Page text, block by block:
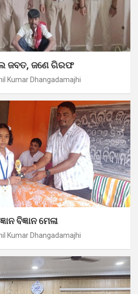
ଜବତ, ଜଣେ ଗିରଫ
Kumar Dhangadamajhi
ବିଜ୍ଞାନ ମେଳା
Kumar Dhangadamajhi